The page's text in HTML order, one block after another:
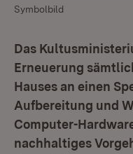
Symbolbild
Das
Erneuerung
Hauses an einen
Aufbereitung und
Computer-
nachhaltiges